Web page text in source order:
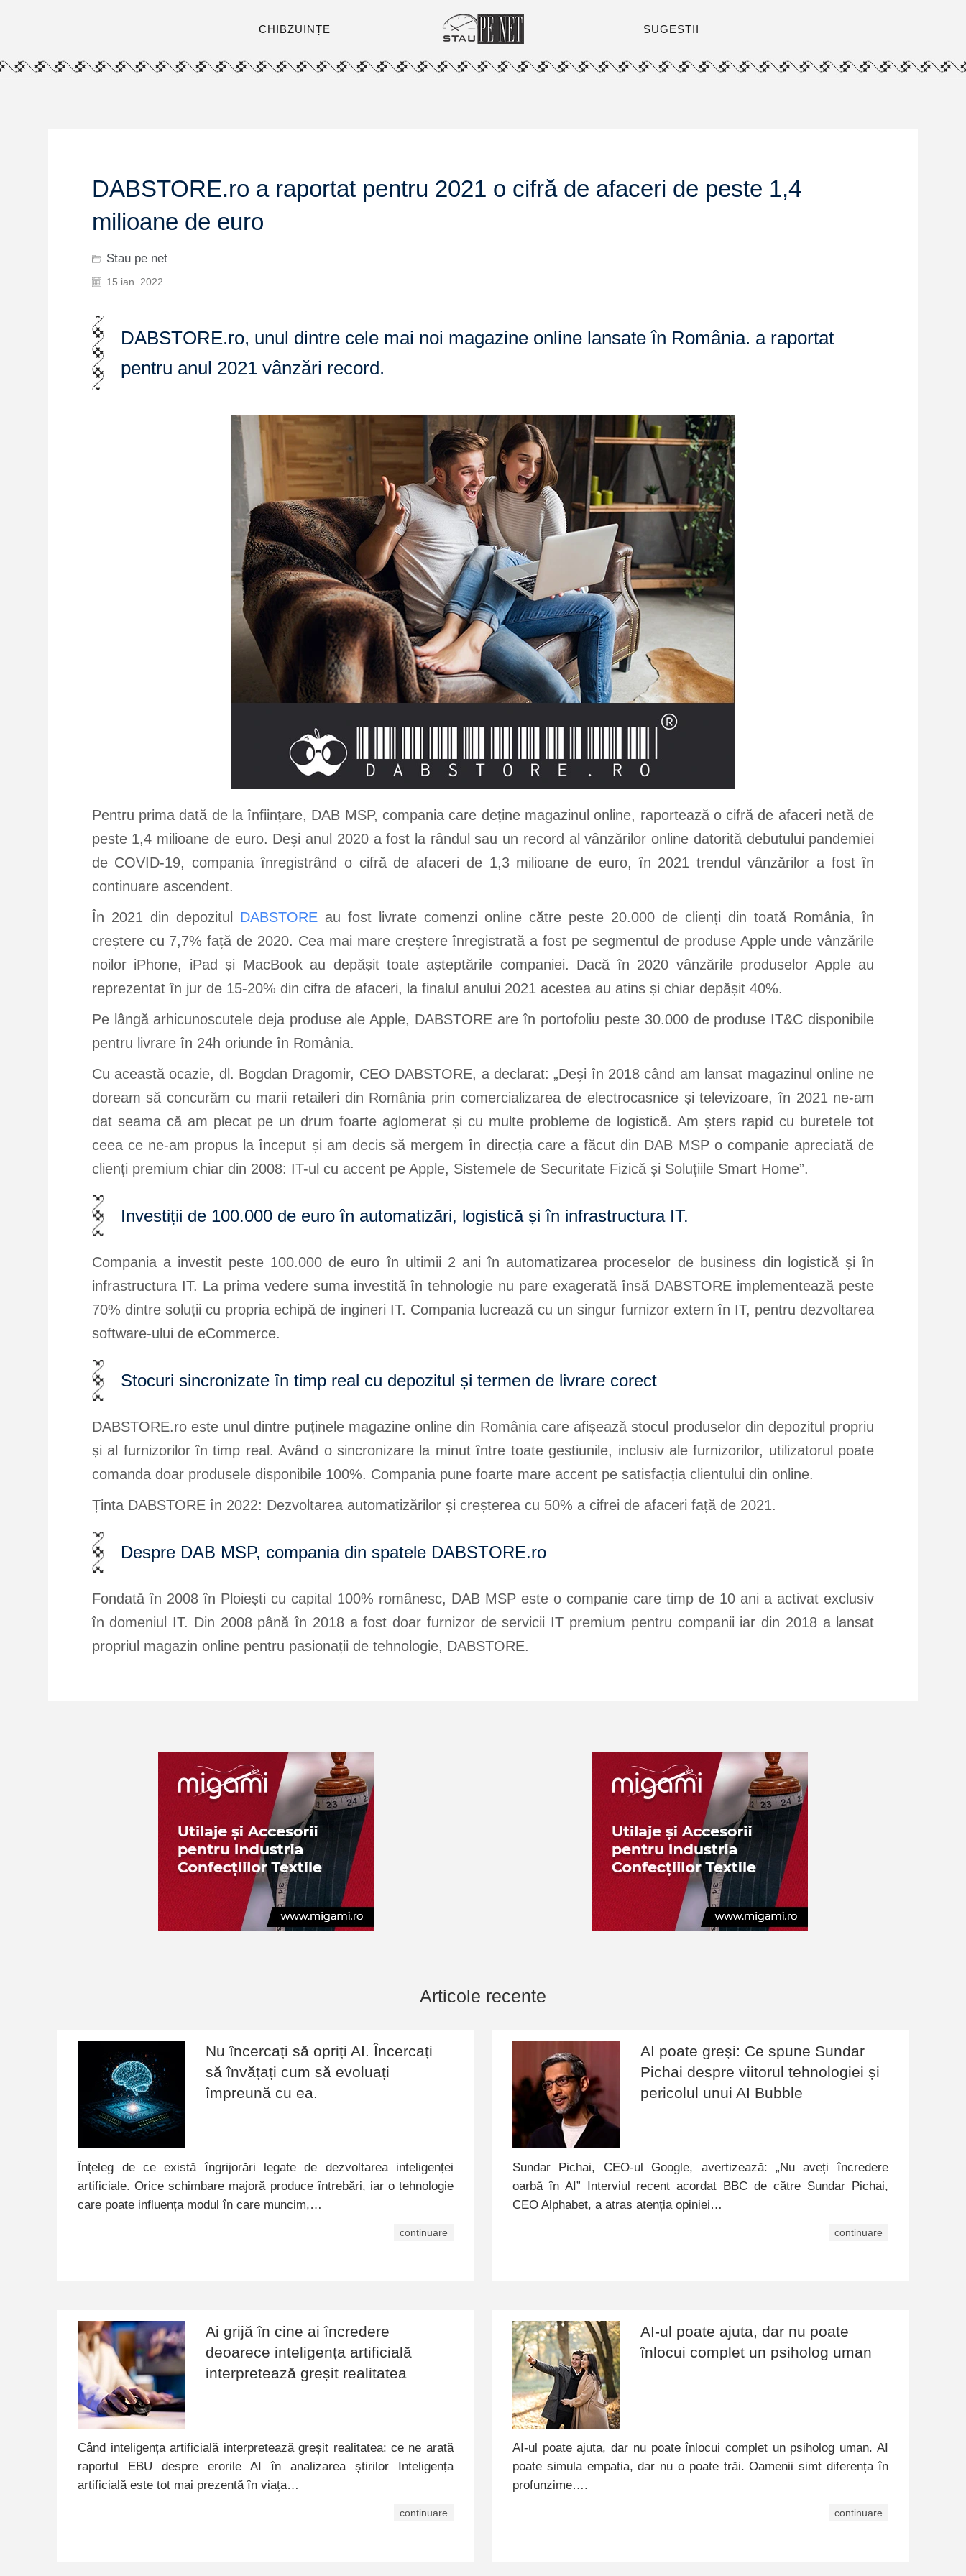
CHIBZUINȚE SUGESTII
DABSTORE.ro a raportat pentru 2021 o cifră de afaceri de peste 1,4
milioane de euro
Stau pe net
15 ian. 2022
DABSTORE.ro, unul dintre cele mai noi magazine online lansate în România. a raportat
pentru anul 2021 vânzări record.
Pentru prima dată de la înființare, DAB MSP, compania care deține magazinul online, raportează o cifră de afaceri netă de
peste 1,4 milioane de euro. Deși anul 2020 a fost la rândul sau un record al vânzărilor online datorită debutului pandemiei
de COVID-19, compania înregistrând o cifră de afaceri de 1,3 milioane de euro, în 2021 trendul vânzărilor a fost în
continuare ascendent.
În 2021 din depozitul DABSTOREau fost livrate comenzi online către peste 20.000 de clienți din toată România, în
creștere cu 7,7% față de 2020. Cea mai mare creștere înregistrată a fost pe segmentul de produse Apple unde vânzările
noilor iPhone, iPad și MacBook au depășit toate așteptările companiei. Dacă în 2020 vânzările produselor Apple au
reprezentat în jur de 15-20% din cifra de afaceri, la finalul anului 2021 acestea au atins și chiar depășit 40%.
Pe lângă arhicunoscutele deja produse ale Apple, DABSTORE are în portofoliu peste 30.000 de produse IT&C disponibile
pentru livrare în 24h oriunde în România.
Cu această ocazie, dl. Bogdan Dragomir, CEO DABSTORE, a declarat: „Deși în 2018 când am lansat magazinul online ne
doream să concurăm cu marii retaileri din România prin comercializarea de electrocasnice și televizoare, în 2021 ne-am
dat seama că am plecat pe un drum foarte aglomerat și cu multe probleme de logistică. Am șters rapid cu buretele tot
ceea ce ne-am propus la început și am decis să mergem în direcția care a făcut din DAB MSP o companie apreciată de
clienți premium chiar din 2008: IT-ul cu accent pe Apple, Sistemele de Securitate Fizică și Soluțiile Smart Home”.
Investiții de 100.000 de euro în automatizări, logistică și în infrastructura IT.
Compania a investit peste 100.000 de euro în ultimii 2 ani în automatizarea proceselor de business din logistică și în
infrastructura IT. La prima vedere suma investită în tehnologie nu pare exagerată însă DABSTORE implementează peste
70% dintre soluții cu propria echipă de ingineri IT. Compania lucrează cu un singur furnizor extern în IT, pentru dezvoltarea
software-ului de eCommerce.
Stocuri sincronizate în timp real cu depozitul și termen de livrare corect
DABSTORE.ro este unul dintre puținele magazine online din România care afișează stocul produselor din depozitul propriu
și al furnizorilor în timp real. Având o sincronizare la minut între toate gestiunile, inclusiv ale furnizorilor, utilizatorul poate
comanda doar produsele disponibile 100%. Compania pune foarte mare accent pe satisfacția clientului din online.
Ținta DABSTORE în 2022: Dezvoltarea automatizărilor și creșterea cu 50% a cifrei de afaceri față de 2021.
Despre DAB MSP, compania din spatele DABSTORE.ro
Fondată în 2008 în Ploiești cu capital 100% românesc, DAB MSP este o companie care timp de 10 ani a activat exclusiv
în domeniul IT. Din 2008 până în 2018 a fost doar furnizor de servicii IT premium pentru companii iar din 2018 a lansat
propriul magazin online pentru pasionații de tehnologie, DABSTORE.
Articole recente
Nu încercați să opriți AI. Încercați
să învățați cum să evoluați
împreună cu ea.
Înțeleg de ce există îngrijorări legate de dezvoltarea inteligenței
artificiale. Orice schimbare majoră produce întrebări, iar o tehnologie
care poate influența modul în care muncim,…
continuare
AI poate greși: Ce spune Sundar
Pichai despre viitorul tehnologiei și
pericolul unui AI Bubble
Sundar Pichai, CEO-ul Google, avertizează: „Nu aveți încredere
oarbă în AI” Interviul recent acordat BBC de către Sundar Pichai,
CEO Alphabet, a atras atenția opiniei…
continuare
Ai grijă în cine ai încredere
deoarece inteligența artificială
interpretează greșit realitatea
Când inteligența artificială interpretează greșit realitatea: ce ne arată
raportul EBU despre erorile AI în analizarea știrilor Inteligența
artificială este tot mai prezentă în viața…
continuare
AI-ul poate ajuta, dar nu poate
înlocui complet un psiholog uman
AI-ul poate ajuta, dar nu poate înlocui complet un psiholog uman. AI
poate simula empatia, dar nu o poate trăi. Oamenii simt diferența în
profunzime….
continuare